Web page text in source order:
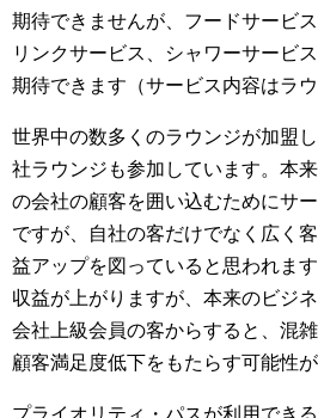
期待できませんが、フードサービ
リンクサービス、シャワーサービ
期待できます（サービス内容はラ
世界中の数多くのラウンジが加盟
社ラウンジも参加しています。本
の会社の顧客を囲い込むためにサ
ですが、自社の客だけでなく広く
益アップを図っていると思われま
収益が上がりますが、本来のビジ
会社上級会員の客からすると、混
顧客満足度低下をもたらす可能性が
プライオリティ・パスが利用でき